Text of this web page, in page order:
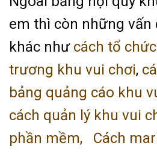
em thì còn những vấn
khác như cách tổ
trương khu vui chơi,
bảng quảng cáo khu
cách quản lý khu vui
phần mềm,
Cách